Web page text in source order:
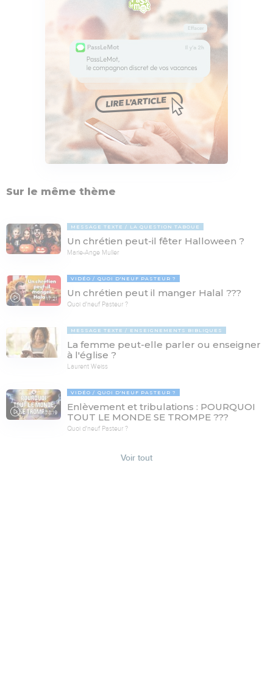
Sur le même thème
MESSAGE TEXTE LA QUESTION TABOUE
Un chrétien peut-il fêter Halloween ?
Marie-Ange Muller
17:21
VIDÉO QUOI D'NEUF PASTEUR ?
Un chrétien peut il manger Halal ???
Quoi d'neuf Pasteur ?
MESSAGE TEXTE ENSEIGNEMENTS BIBLIQUES
La femme peut-elle parler ou enseigner
à l'église ?
Laurent Weiss
78:19
VIDÉO QUOI D'NEUF PASTEUR ?
Enlèvement et tribulations : POURQUOI
TOUT LE MONDE SE TROMPE ???
Quoi d'neuf Pasteur ?
Voir tout